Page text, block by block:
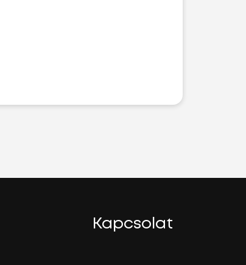
Kapcsolat